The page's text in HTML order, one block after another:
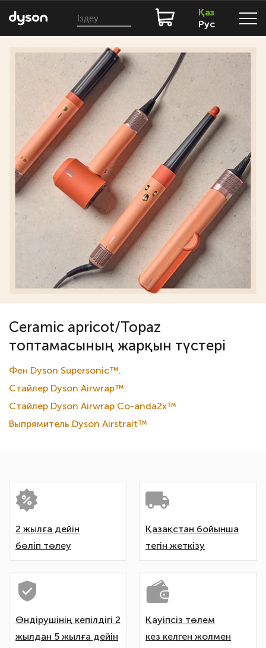
Қаз
Рус
Ceramic apricot/Topaz
топтамасының жарқын түстері
Фен Dyson Supersonic™.
Стайлер Dyson Airwrap™.
Стайлер Dyson Airwrap Co-anda2x™
Выпрямитель Dyson Airstrait™
2 жылға дейін
бөліп төлеу
Қазақстан бойынша
тегін жеткізу
Өндірушінің кепілдігі 2
жылдан 5 жылға дейін
Қауіпсіз төлем
кез келген жолмен